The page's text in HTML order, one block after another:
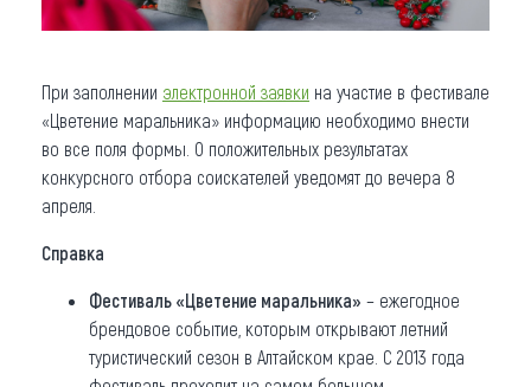
При заполнении электронной заявки на участие в фестивале
«Цветение маральника» информацию необходимо внести
во все поля формы. О положительных результатах
конкурсного отбора соискателей уведомят до вечера 8
апреля.
Справка
Фестиваль «Цветение маральника» – ежегодное
брендовое событие, которым открывают летний
туристический сезон в Алтайском крае. С 2013 года